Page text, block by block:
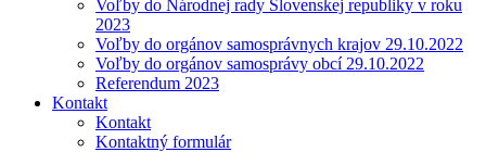
Voľby do Národnej rady Slovenskej republiky v roku
2023
Voľby do orgánov samosprávnych krajov 29.10.2022
Voľby do orgánov samosprávy obcí 29.10.2022
Referendum 2023
Kontakt
Kontakt
Kontaktný formulár